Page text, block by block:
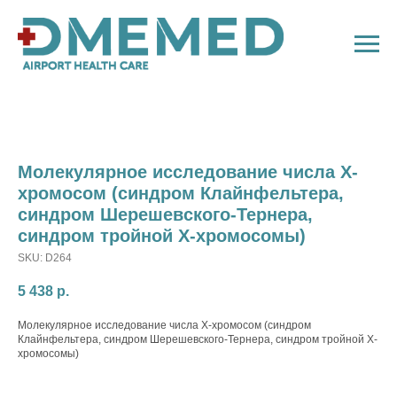
Молекулярное исследование числа Х-
хромосом (синдром Клайнфельтера,
синдром Шерешевского-Тернера,
синдром тройной Х-хромосомы)
SKU: D264
5 438 р.
Молекулярное исследование числа Х-хромосом (синдром
Клайнфельтера, синдром Шерешевского-Тернера, синдром тройной Х-
хромосомы)